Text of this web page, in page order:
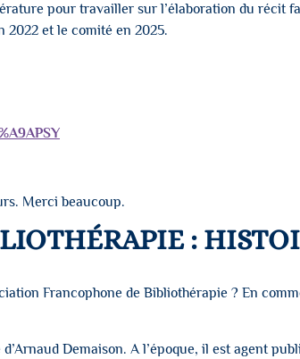
pour travailler sur l’élaboration du récit
2022 et le comité en 2025.
Merci beaucoup.
:
Francophone de Bibliothérapie ? En
Demaison. A l’époque, il est agent